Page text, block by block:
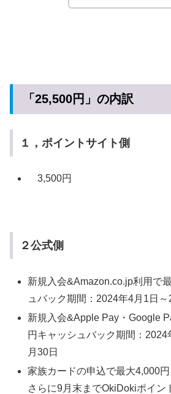
「25,500円」の内訳
１，ポイントサイト側
3,500円
２公式側
新規入会&Amazon.co.jp利用で
ュバック期間：2024年4月1日～
新規入会&Apple Pay・Google
円キャッシュバック期間：2024
月30日
家族カードの申込で最大4,000円
さらに9月末までOkiDokiポイン